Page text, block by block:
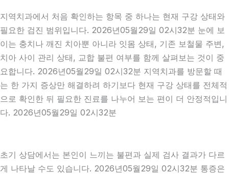
지역치과에서 처음 확인하는 항목 중 하나는 현재 구강 상태와
필요한 검진 범위입니다. 2026년05월29일 02시32분 눈에 보
이는 충치나 깨진 치아뿐 아니라 잇몸 상태, 기존 보철물 주변,
치아 사이 관리 상태, 교합 불편 여부를 함께 살펴보는 것이 중
요합니다. 2026년05월29일 02시32분 지역치과를 방문할 때
는 한 가지 증상만 해결하려 하기보다 현재 구강 상태를 전체적
으로 확인한 뒤 필요한 진료를 나누어 보는 편이 더 안정적입니
다. 2026년05월29일 02시32분
초기 상담에서는 본인이 느끼는 불편과 실제 검사 결과가 다르
게 나타날 수도 있습니다. 2026년05월29일 02시32분 통증은